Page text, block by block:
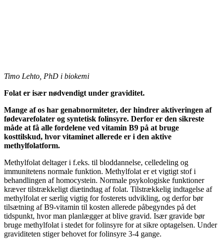
Timo Lehto, PhD i biokemi
Folat er især nødvendigt under graviditet.
Mange af os har genabnormiteter, der hindrer aktiveringen af ​​
fødevarefolater og syntetisk folinsyre. Derfor er den sikreste
måde at få alle fordelene ved vitamin B9 på at bruge
kosttilskud, hvor vitaminet allerede er i den aktive
methylfolatform.
Methylfolat deltager i f.eks. til bloddannelse, celledeling og
immunitetens normale funktion. Methylfolat er et vigtigt stof i
behandlingen af ​​homocystein. Normale psykologiske funktioner
kræver tilstrækkeligt diætindtag af folat. Tilstrækkelig indtagelse af
methylfolat er særlig vigtig for fosterets udvikling, og derfor bør
tilsætning af B9-vitamin til kosten allerede påbegyndes på det
tidspunkt, hvor man planlægger at blive gravid. Især gravide bør
bruge methylfolat i stedet for folinsyre for at sikre optagelsen. Under
graviditeten stiger behovet for folinsyre 3-4 gange.